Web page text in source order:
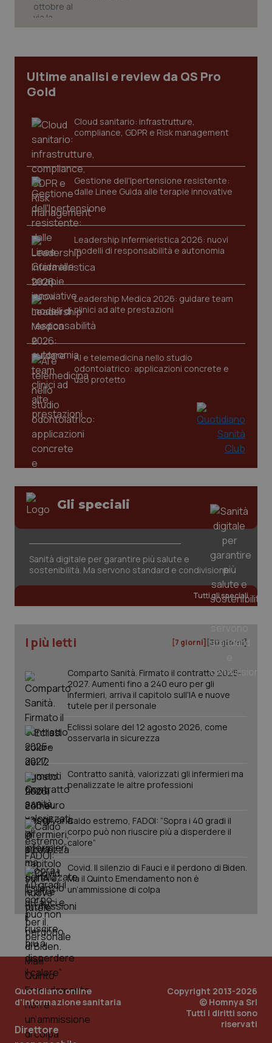
Ultime analisi e review da QS Pro
Gold
Cloud sanitario: infrastrutture,
compliance, GDPR e Risk management
Gestione dell'Ipertensione resistente:
dalle Linee Guida alle terapie innovative
Leadership Infermieristica 2026: nuovi
modelli di responsabilità e autonomia
Leadership Medica 2026: guidare team
clinici ad alte prestazioni
AI e telemedicina nello studio
odontoiatrico: applicazioni concrete e
uso protetto
Gli speciali
Sanità digitale per garantire più salute e
sostenibilità. Ma servono standard e condivisione
Tutti gli speciali
I più letti [7 giorni] [30 giorni]
Comparto Sanità. Firmato il contratto 2025-
2027. Aumenti fino a 240 euro per gli
infermieri, arriva il capitolo sull'IA e nuove
tutele per il personale
Eclissi solare del 12 agosto 2026, come
osservarla in sicurezza
Contratto sanità, valorizzati gli infermieri ma
penalizzate le altre professioni
Caldo estremo, FADOI: “Sopra i 40 gradi il
corpo può non riuscire più a disperdere il
calore”
Covid. Il silenzio di Fauci e il perdono di Biden.
Ma il Quinto Emendamento non è
un’ammissione di colpa
Quotidiano online
d'informazione sanitaria
Direttore
Copyright 2013-2026
© Homnya Srl
Tutti i diritti sono
riservati
CookieScriptConsent
www.quotidianosanita.it
tracking-sites-ironfish-
tracking-enable
www.quotidianosanita.it
tracking-sites-ironfish-
session-id
_ga
_ga_KM60CM4NPH